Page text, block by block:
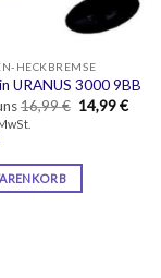
HECKBREMSE
URANUS 3000 9BB
16,99€
Preis
14,99€